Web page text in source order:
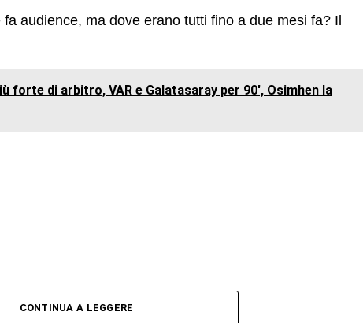
audience, ma dove erano tutti fino a due mesi fa? Il
forte di arbitro, VAR e Galatasaray per 90', Osimhen la
CONTINUA A LEGGERE